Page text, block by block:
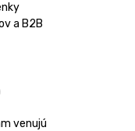
a B2B
venujú